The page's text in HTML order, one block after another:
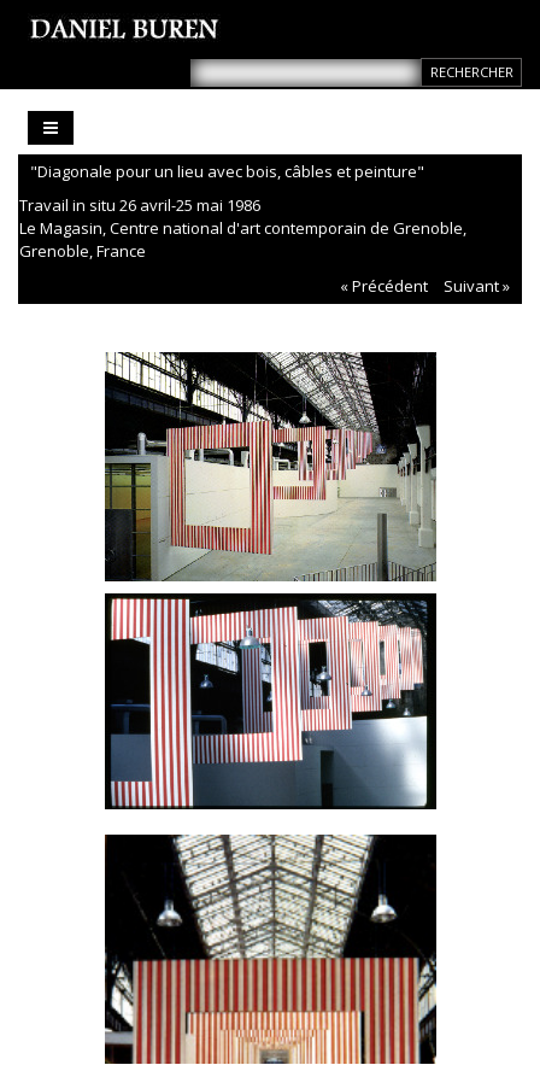
"Diagonale pour un lieu avec bois, câbles et peinture"
Travail in situ 26 avril-25 mai 1986
Le Magasin, Centre national d'art contemporain de Grenoble,
Grenoble, France
« Précédent
Suivant »